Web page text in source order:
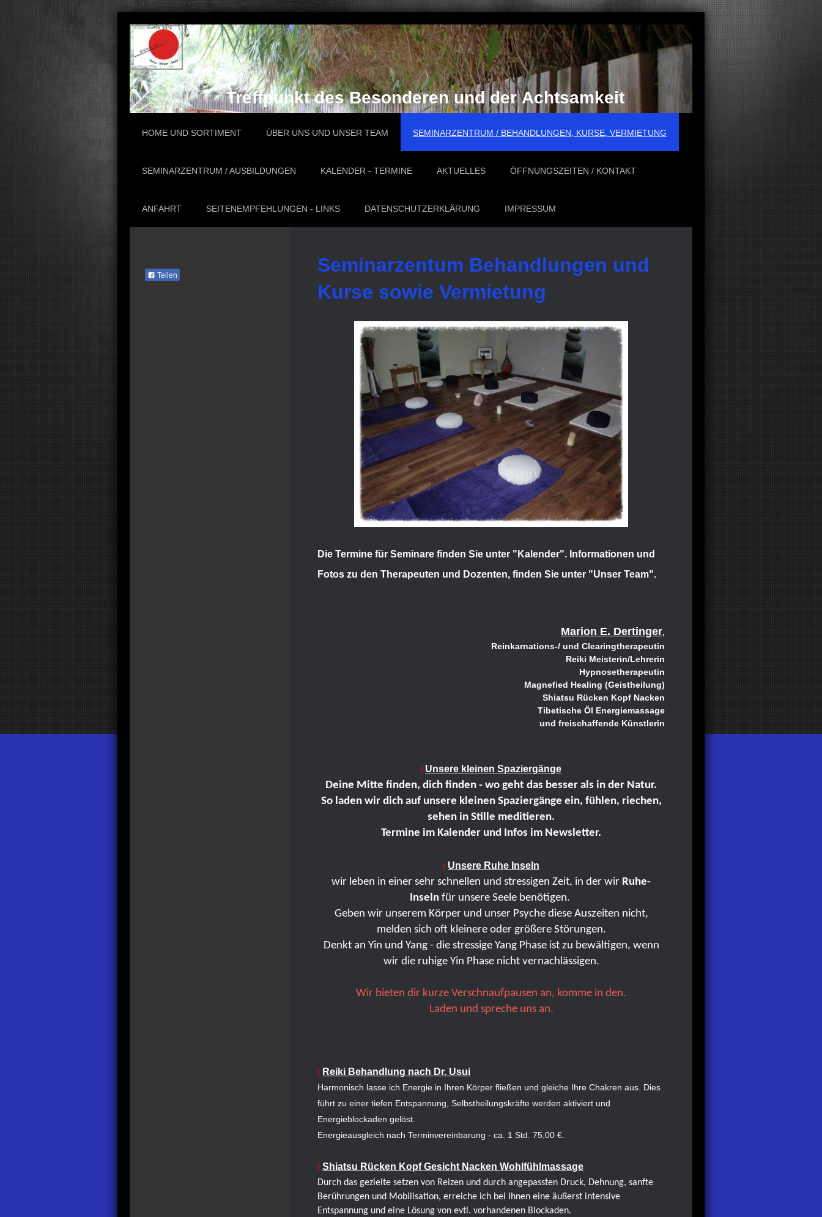
Treffpunkt des Besonderen und der Achtsamkeit
HOME UND SORTIMENT ÜBER UNS UND UNSER TEAM SEMINARZENTRUM / BEHANDLUNGEN, KURSE, VERMIETUNG
SEMINARZENTRUM / AUSBILDUNGEN KALENDER - TERMINE AKTUELLES ÖFFNUNGSZEITEN / KONTAKT
ANFAHRT SEITENEMPFEHLUNGEN - LINKS DATENSCHUTZERKLÄRUNG IMPRESSUM
Seminarzentum Behandlungen und
Kurse sowie Vermietung
Die Termine für Seminare finden Sie unter "Kalender". Informationen und
Fotos zu den Therapeuten und Dozenten, finden Sie unter "Unser Team".
Marion E. Dertinger,
Reinkarnations-/ und Clearingtherapeutin
Reiki Meisterin/Lehrerin
Hypnosetherapeutin
Magnefied Healing (Geistheilung)
Shiatsu Rücken Kopf Nacken
Tibetische Öl Energiemassage
und freischaffende Künstlerin
l Unsere kleinen Spaziergänge
Deine Mitte finden, dich finden -wo geht das besser als in der Natur.
So laden wir dich auf unsere kleinen Spaziergänge ein, fühlen, riechen,
sehen in Stille meditieren.
Termine im Kalender und Infos im Newsletter.
l Unsere Ruhe Inseln
wir leben in einer sehr schnellen und stressigen Zeit, in der wir Ruhe-
Inseln für unsere Seele benötigen.
Geben wir unserem Körper und unser Psyche diese Auszeiten nicht,
melden sich oft kleinere oder größere Störungen.
Denkt an Yin und Yang - die stressige Yang Phase ist zu bewältigen, wenn
wir die ruhige Yin Phase nicht vernachlässigen.
Wir bieten dir kurze Verschnaufpausen an, komme in den.
Laden und spreche uns an.
l Reiki Behandlung nach Dr. Usui
Harmonisch lasse ich Energie in Ihren Körper fließen und gleiche Ihre Chakren aus. Dies
führt zu einer tiefen Entspannung, Selbstheilungskräfte werden aktiviert und
Energieblockaden gelöst.
Energieausgleich nach Terminvereinbarung - ca. 1 Std. 75,00 €.
l Shiatsu Rücken Kopf Gesicht Nacken Wohlfühlmassage
Durch das gezielte setzen von Reizen und durch angepassten Druck, Dehnung, sanfte
Berührungen und Mobilisation, erreiche ich bei Ihnen eine äußerst intensive
Entspannung und eine Lösung von evtl. vorhandenen Blockaden.
Teilen